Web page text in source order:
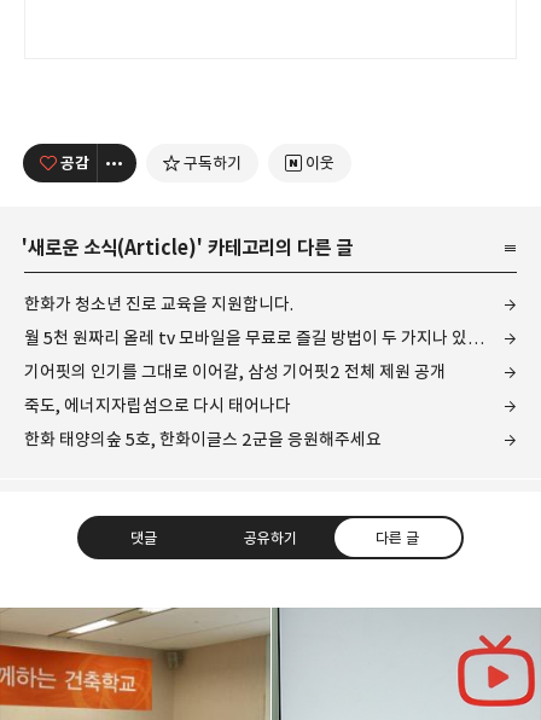
공감 구독하기 이웃
'새로운 소식(Article)' 카테고리의 다른 글
한화가 청소년 진로 교육을 지원합니다.
월 5천 원짜리 올레 tv 모바일을 무료로 즐길 방법이 두 가지나 있다?
기어핏의 인기를 그대로 이어갈, 삼성 기어핏2 전체 제원 공개
죽도, 에너지자립섬으로 다시 태어나다
한화 태양의숲 5호, 한화이글스 2군을 응원해주세요
댓글 공유하기 다른 글
레이니아